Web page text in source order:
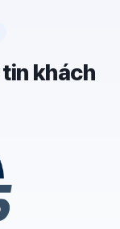
khách